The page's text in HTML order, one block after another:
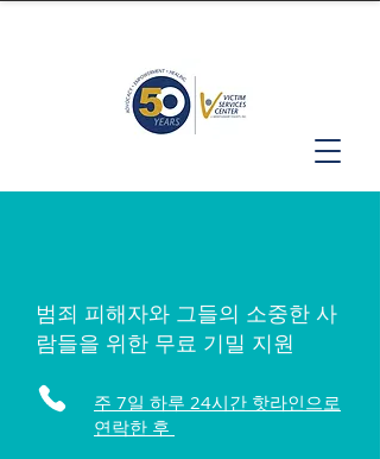
범죄 피해자와 그들의 소중한 사
람들을 위한 무료 기밀 지원
주 7일 하루 24시간 핫라인으로
연락한 후